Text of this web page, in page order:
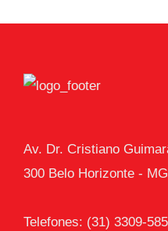
Av. Dr. Cristiano
300 Belo Horizonte - MG
Telefones: (31) 3309-